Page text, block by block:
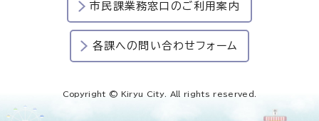
市民課業務窓口のご利用案内
各課への問い合わせフォーム
Copyright © Kiryu City. All rights reserved.